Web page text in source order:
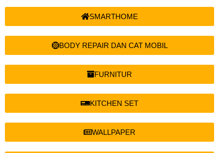
SMARTHOME
BODY REPAIR DAN CAT MOBIL
FURNITUR
KITCHEN SET
WALLPAPER